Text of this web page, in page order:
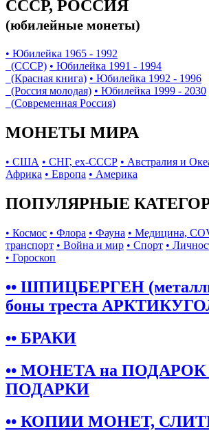
СССР, РОССИЯ
(юбилейные монеты)
• Юбилейка 1965 - 1992
(СССР) • Юбилейка 1991 - 1994
(Красная книга) • Юбилейка 1992 - 1996
(Россия молодая) • Юбилейка 1999 - 2030
(Современная Россия)
МОНЕТЫ МИРА
• США • СНГ, ex-СССР • Австралия и
Африка • Европа • Америка
ПОПУЛЯРНЫЕ
• Космос • Флора • Фауна • Медицина,
транспорт • Война и мир • Спорт •
• Гороскоп
•• ШПИЦБЕРГЕН
боны треста
•• БРАКИ
•• МОНЕТА на
ПОДАРКИ
•• КОПИИ МОНЕТ,